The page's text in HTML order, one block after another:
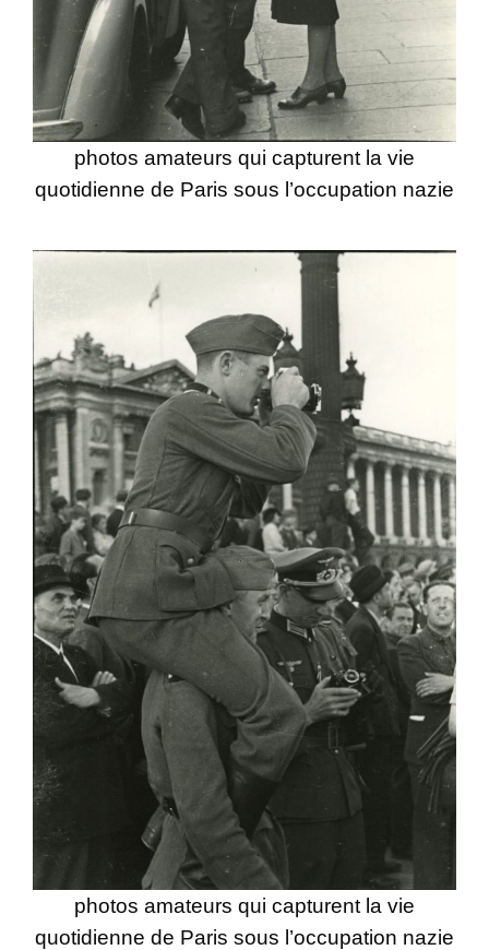
photos amateurs qui capturent la vie
quotidienne de Paris sous l’occupation nazie
photos amateurs qui capturent la vie
quotidienne de Paris sous l’occupation nazie